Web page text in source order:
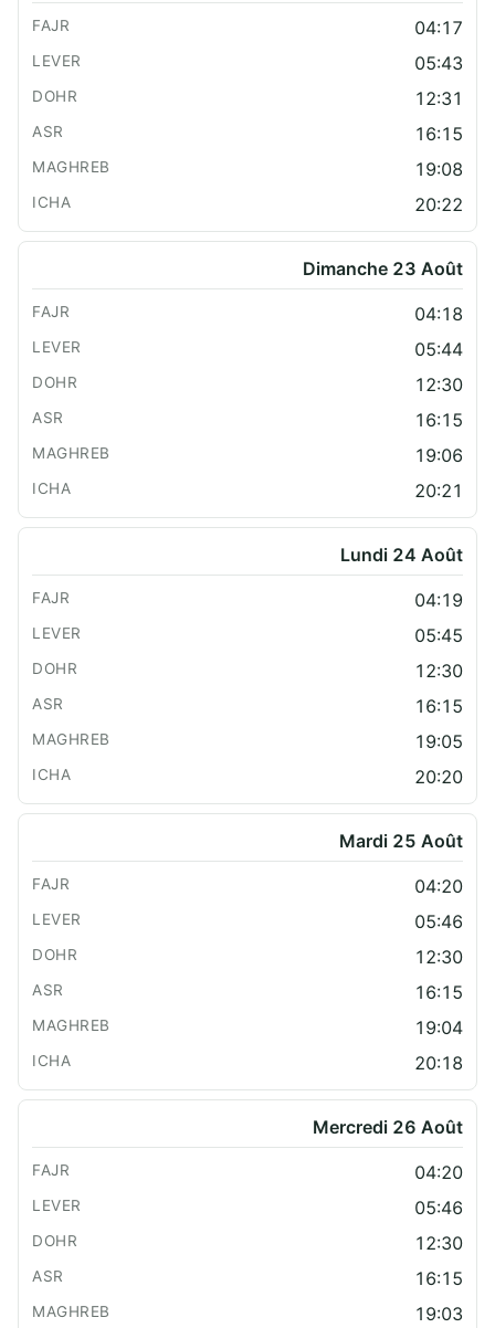
04:17
05:43
12:31
16:15
19:08
20:22
Dimanche 23 Août
04:18
05:44
12:30
16:15
19:06
20:21
Lundi 24 Août
04:19
05:45
12:30
16:15
19:05
20:20
Mardi 25 Août
04:20
05:46
12:30
16:15
19:04
20:18
Mercredi 26 Août
04:20
05:46
12:30
16:15
19:03